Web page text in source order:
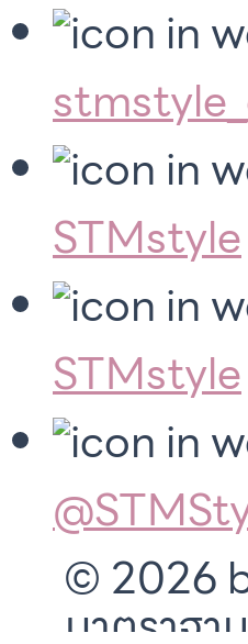
STMstyle
STMstyle
© 2026
มาตราฐา